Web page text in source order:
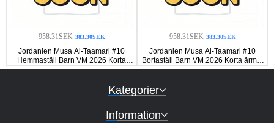
958.31SEK 383.30SEK
Jordanien Musa Al-Taamari #10
Hemmaställ Barn VM 2026 Korta
ärmar (+ Korta byxor)
958.31SEK 383.30SEK
Jordanien Musa Al-Taamari #10
Bortaställ Barn VM 2026 Korta ärmar
(+ Korta byxor)
Kategorier
Information